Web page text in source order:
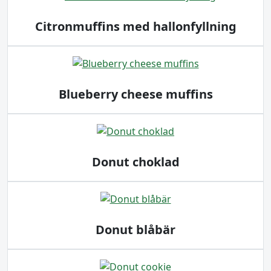
Citronmuffins med hallonfyllning
Blueberry cheese muffins
Donut choklad
Donut blåbär